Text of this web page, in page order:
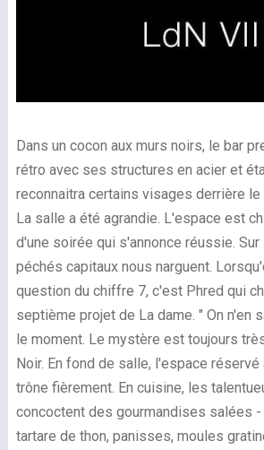
Dans un cocon aux murs noirs, le bar
rétro avec ses structures en acier et
reconnaitra certains visages derrière
La salle a été agrandie. L'espace est
d'une soirée qui s'annonce réussie.
péchés capitaux nous narguent.
question du chiffre 7, c'est Phred qui
septième projet de La dame. " On n'en
le moment. Le mystère est toujours
Noir. En fond de salle, l'espace
trône fièrement. En cuisine, les
concoctent des gourmandises salées -
tartare de thon, panisses, moules